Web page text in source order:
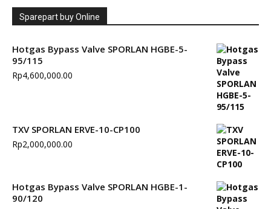
Sparepart buy Online
Hotgas Bypass Valve SPORLAN HGBE-5-
95/115
Rp4,600,000.00
TXV SPORLAN ERVE-10-CP100
Rp2,000,000.00
Hotgas Bypass Valve SPORLAN HGBE-1-
90/120